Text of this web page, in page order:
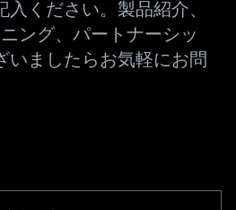
ください。製品紹介、
ング、パートナーシッ
いましたらお気軽にお問